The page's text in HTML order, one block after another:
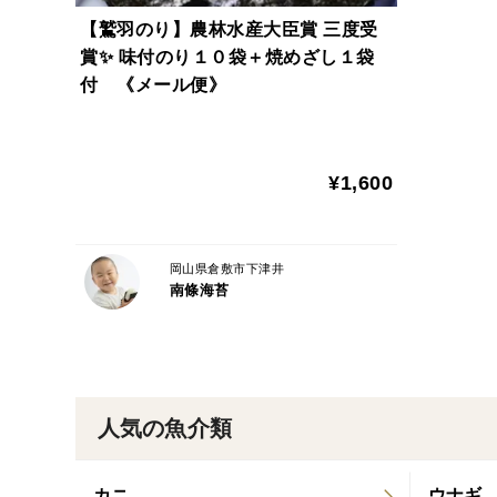
人気の魚介類
【鷲羽のり】農林水産大臣賞 三度受
賞✨ 味付のり１０袋＋焼めざし１袋
付 《メール便》
¥1,600
岡山県倉敷市下津井
南條海苔